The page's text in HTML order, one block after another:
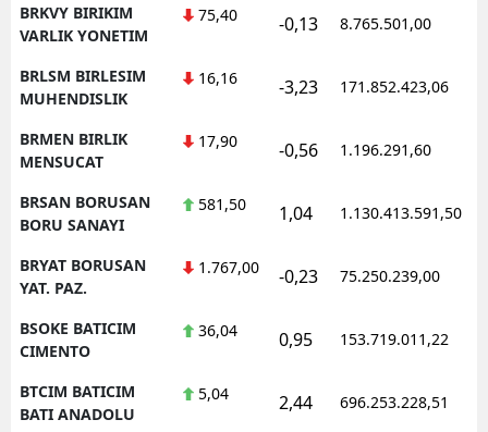
BRKVY BIRIKIM
VARLIK YONETIM
75,40 -0,13 8.765.501,00
BRLSM BIRLESIM
MUHENDISLIK
16,16 -3,23 171.852.423,06
BRMEN BIRLIK
MENSUCAT
17,90 -0,56 1.196.291,60
BRSAN BORUSAN
BORU SANAYI
581,50 1,04 1.130.413.591,50
BRYAT BORUSAN
YAT. PAZ.
1.767,00 -0,23 75.250.239,00
BSOKE BATICIM
CIMENTO
36,04 0,95 153.719.011,22
BTCIM BATICIM
BATI ANADOLU
5,04 2,44 696.253.228,51